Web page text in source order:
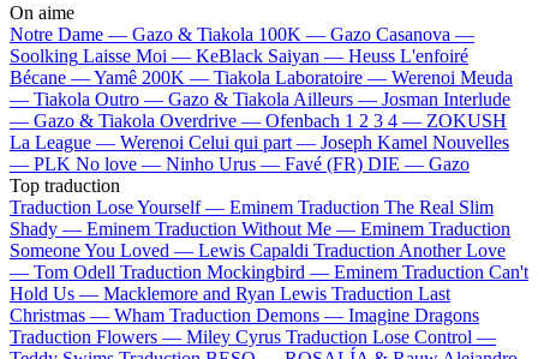
On aime
Notre Dame — Gazo & Tiakola 100K — Gazo Casanova —
Soolking Laisse Moi — KeBlack Saiyan — Heuss L'enfoiré
Bécane —Yamê 200K — Tiakola Laboratoire — Werenoi Meuda
— Tiakola Outro — Gazo & Tiakola Ailleurs — Josman Interlude
— Gazo & Tiakola Overdrive — Ofenbach 1 2 3 4 — ZOKUSH
La League — Werenoi Celui qui part — Joseph Kamel Nouvelles
— PLK No love — Ninho Urus — Favé (FR) DIE — Gazo
Top traduction
Traduction Lose Yourself — Eminem Traduction The Real Slim
Shady — Eminem Traduction Without Me — Eminem Traduction
Someone You Loved — Lewis Capaldi Traduction Another Love
— Tom Odell Traduction Mockingbird — Eminem Traduction Can't
Hold Us — Macklemore and Ryan Lewis Traduction Last
Christmas — Wham Traduction Demons — Imagine Dragons
Traduction Flowers — Miley Cyrus Traduction Lose Control —